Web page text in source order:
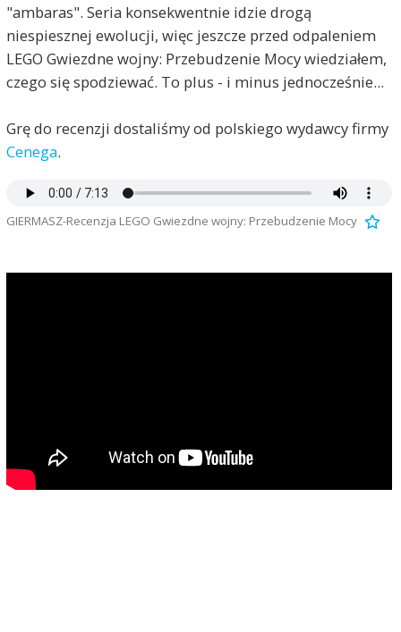
"ambaras". Seria konsekwentnie idzie drogą
niespiesznej ewolucji, więc jeszcze przed odpaleniem
LEGO Gwiezdne wojny: Przebudzenie Mocy wiedziałem,
czego się spodziewać. To plus - i minus jednocześnie...
Grę do recenzji dostaliśmy od polskiego wydawcy firmy
Cenega.
GIERMASZ-Recenzja LEGO Gwiezdne wojny: Przebudzenie Mocy